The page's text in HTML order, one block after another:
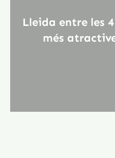
Lleida entre les
més